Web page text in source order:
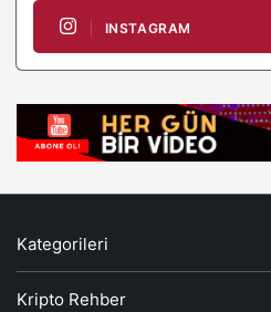
INSTAGRAM
Kategorileri
Kripto Rehber